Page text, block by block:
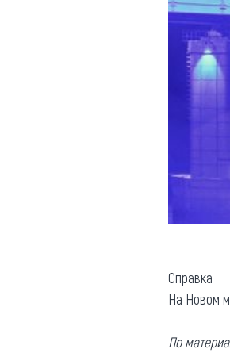
Справка
На Новом
По